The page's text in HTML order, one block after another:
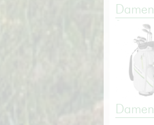
Damen
Damen